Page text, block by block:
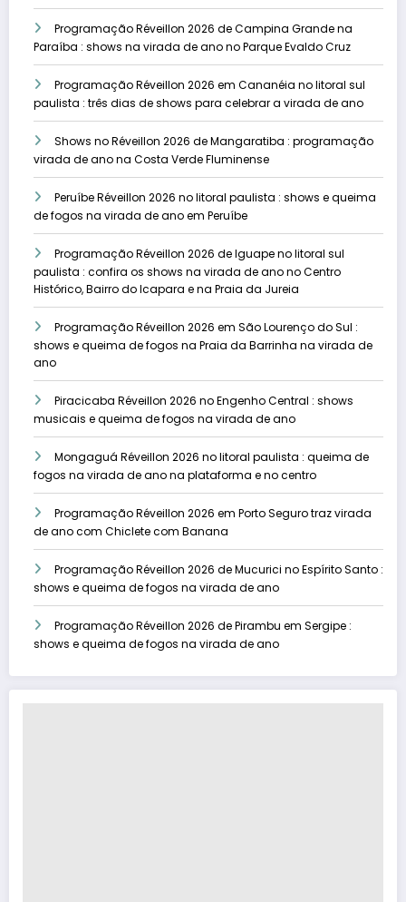
Programação Réveillon 2026 de Campina Grande na
Paraíba : shows na virada de ano no Parque Evaldo Cruz
Programação Réveillon 2026 em Cananéia no litoral sul
paulista : três dias de shows para celebrar a virada de ano
Shows no Réveillon 2026 de Mangaratiba : programação
virada de ano na Costa Verde Fluminense
Peruíbe Réveillon 2026 no litoral paulista : shows e queima
de fogos na virada de ano em Peruíbe
Programação Réveillon 2026 de Iguape no litoral sul
paulista : confira os shows na virada de ano no Centro
Histórico, Bairro do Icapara e na Praia da Jureia
Programação Réveillon 2026 em São Lourenço do Sul :
shows e queima de fogos na Praia da Barrinha na virada de
ano
Piracicaba Réveillon 2026 no Engenho Central : shows
musicais e queima de fogos na virada de ano
Mongaguá Réveillon 2026 no litoral paulista : queima de
fogos na virada de ano na plataforma e no centro
Programação Réveillon 2026 em Porto Seguro traz virada
de ano com Chiclete com Banana
Programação Réveillon 2026 de Mucurici no Espírito Santo :
shows e queima de fogos na virada de ano
Programação Réveillon 2026 de Pirambu em Sergipe :
shows e queima de fogos na virada de ano